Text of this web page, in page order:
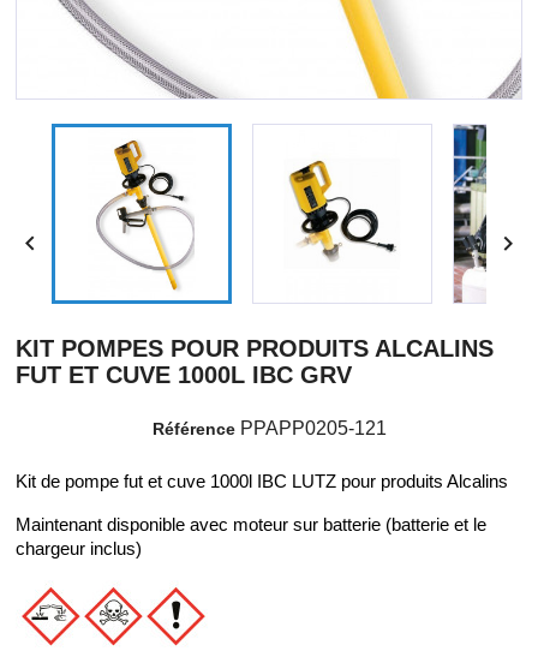
 
KIT POMPES POUR PRODUITS ALCALINS
FUT ET CUVE 1000L IBC GRV
Référence PPAPP0205-121
Kit de pompe fut et cuve 1000l IBC LUTZ pour produits Alcalins
Maintenant disponible avec moteur sur batterie (batterie et le
chargeur inclus)